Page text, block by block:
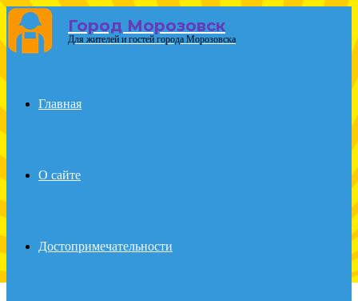
Menu
Город Морозовск
Для жителей и гостей города Морозовска
Главная
О сайте
Достопримечательности